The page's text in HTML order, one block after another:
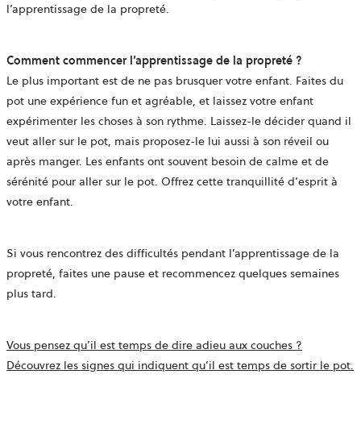
l’apprentissage de la propreté.
Comment commencer l’apprentissage de la propreté ?
Le plus important est de ne pas brusquer votre enfant. Faites du
pot une expérience fun et agréable, et laissez votre enfant
expérimenter les choses à son rythme. Laissez-le décider quand il
veut aller sur le pot, mais proposez-le lui aussi à son réveil ou
après manger. Les enfants ont souvent besoin de calme et de
sérénité pour aller sur le pot. Offrez cette tranquillité d’esprit à
votre enfant.
Si vous rencontrez des difficultés pendant l’apprentissage de la
propreté, faites une pause et recommencez quelques semaines
plus tard.
Vous pensez qu’il est temps de dire adieu aux couches ?
Découvrez les signes qui indiquent qu’il est temps de sortir le pot.